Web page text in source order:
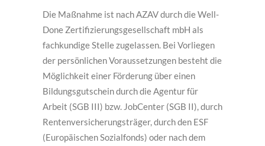
Die Maßnahme ist nach AZAV durch die Well-
Done Zertifizierungsgesellschaft mbH als
fachkundige Stelle zugelassen. Bei Vorliegen
der persönlichen Voraussetzungen besteht die
Möglichkeit einer Förderung über einen
Bildungsgutschein durch die Agentur für
Arbeit (SGB III) bzw. JobCenter (SGB II), durch
Rentenversicherungsträger, durch den ESF
(Europäischen Sozialfonds) oder nach dem